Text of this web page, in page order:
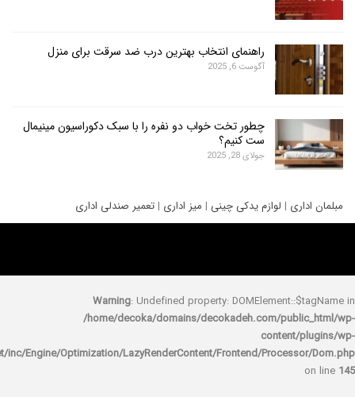
راهنمای انتخاب بهترین درب ضد سرقت برای منزل
آگوست 6, 2025
چطور تخت خواب دو نفره را با سبک دکوراسیون مینیمال
ست کنیم؟
جولای 28, 2025
|لوازم یدکی چینی|میز اداری| تعمیر صندلی اداری
Warning: Undefined property:
/home/decoka/domains/decokadeh.com/
rocket/inc/Engine/Optimization/LazyRenderContent/Frontend/